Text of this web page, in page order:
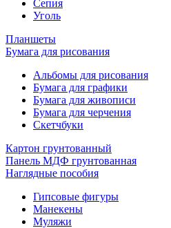
Сепия
Уголь
Планшеты
Бумага для рисования
Альбомы для рисования
Бумага для графики
Бумага для живописи
Бумага для черчения
Скетчбуки
Картон грунтованный
Панель МДФ грунтованная
Наглядные пособия
Гипсовые фигуры
Манекены
Муляжи